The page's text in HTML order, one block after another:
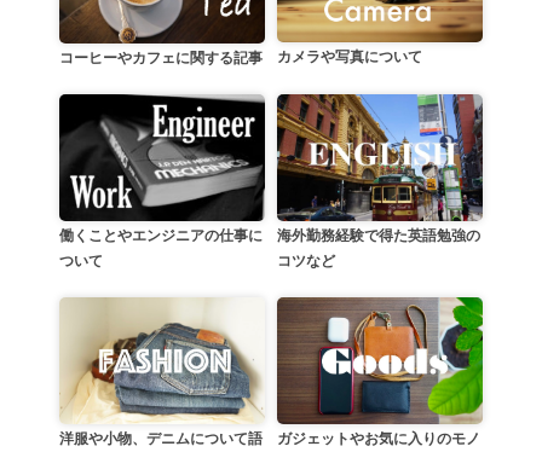
コーヒーやカフェに関する記事 カメラや写真について
働くことやエンジニアの仕事に
ついて
海外勤務経験で得た英語勉強の
コツなど
洋服や小物、デニムについて語
ガジェットやお気に入りのモノ